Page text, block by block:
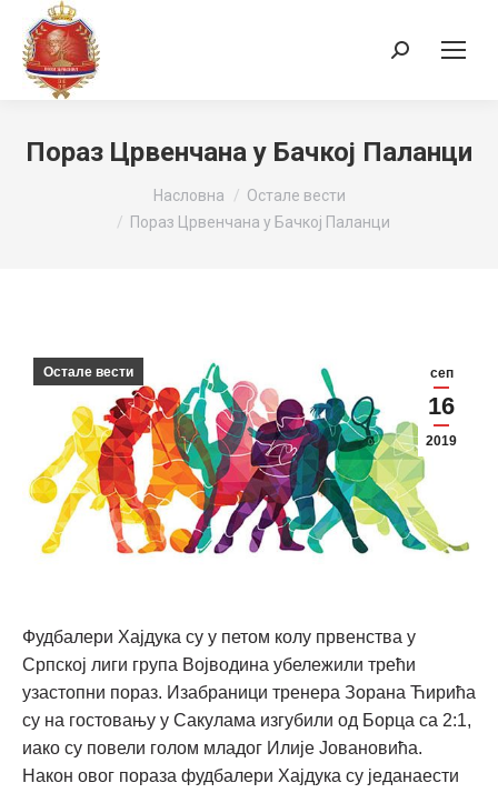
Search:
Пораз Црвенчана у Бачкој Паланци
Насловна
Остале вести
Пораз Црвенчана у Бачкој Паланци
сеп
16
2019
Остале вести
Фудбалери Хајдука су у петом колу првенства у
Српској лиги група Војводина убележили трећи
узастопни пораз. Изабраници тренера Зорана Ћирића
су на гостовању у Сакулама изгубили од Борца са 2:1,
иако су повели голом младог Илије Јовановића.
Након овог пораза фудбалери Хајдука су једанаести